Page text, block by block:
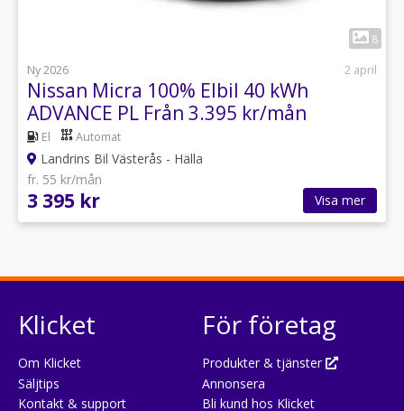
8
Ny 2026
2 april
Nissan Micra 100% Elbil 40 kWh
ADVANCE PL Från 3.395 kr/mån
El Automat
Landrins Bil Västerås - Hälla
fr. 55 kr/mån
3 395 kr Visa mer
Klicket
Om Klicket
Säljtips
Kontakt & support
För företag
Produkter & tjänster
Annonsera
Bli kund hos Klicket